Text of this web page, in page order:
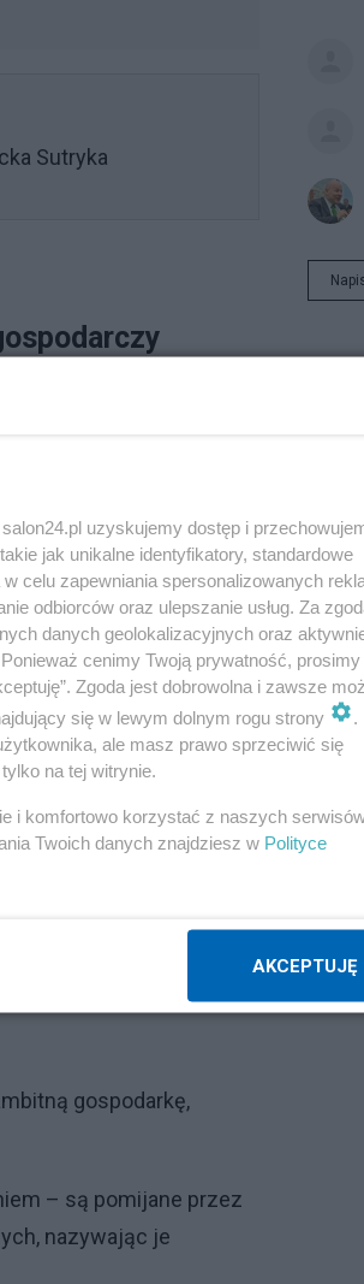
Sutryka
bezpieczeństwie
gospodarkę,
– są pomijane przez
nazywając je
uzyskujemy dostęp i
jak unikalne identyfikatory, standardowe
celu zapewniania spersonalizowanych
odbiorców oraz ulepszanie usług. Za
danych geolokalizacyjnych oraz
cenimy Twoją prywatność, prosimy
Zgoda jest dobrowolna i zawsze
się w lewym dolnym rogu strony
.
ale masz prawo sprzeciwić się
na tej witrynie.
i komfortowo korzystać z naszych
Twoich danych znajdziesz w Polityce
AKCEPTUJĘ